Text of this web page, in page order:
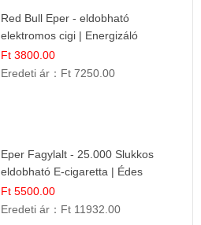
Red Bull Eper - eldobható
elektromos cigi | Energizáló
Gyümölcs Íz
Ft 3800.00
Eredeti ár： Ft 7250.00
Eper Fagylalt - 25.000 Slukkos
eldobható E-cigaretta | Édes
Desszert Íz
Ft 5500.00
Eredeti ár： Ft 11932.00